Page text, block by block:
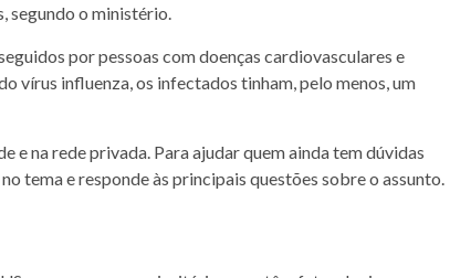
segundo o ministério.
por pessoas com doenças cardiovasculares e
vírus influenza, os infectados tinham, pelo menos, um
e na rede privada. Para ajudar quem ainda tem dúvidas
tema e responde às principais questões sobre o assunto.